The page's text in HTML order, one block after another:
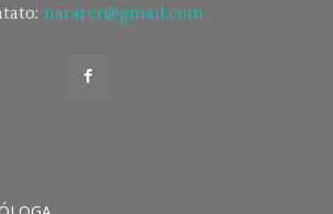
nararcr@gmail.com